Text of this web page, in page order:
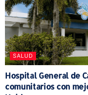
SALUD
Hospital General de
comunitarios con